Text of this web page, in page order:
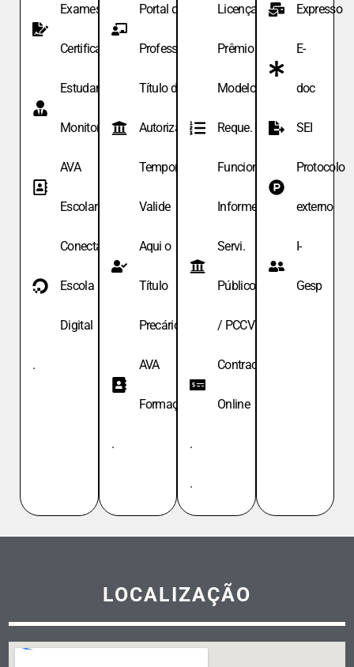
Exames de
Certificação
Estudante
Monitor
AVA
Escolar
Conecta
Escola
Digital
.
Portal do
Professor
Título de
Autoriza.
Temporária
Valide
Aqui o
Título
Precário
AVA
Formação
.
Licença
Prêmio
Modelo de
Reque. de
Funcionário
Informe
Servi.
Públicos
/ PCCV
Contracheque
Online
.
.
Expresso
E-
doc
SEI
Protocolo
externo
I-
Gesp
LOCALIZAÇÃO